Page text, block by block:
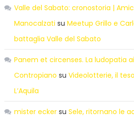
Valle del Sabato: cronostoria |
Manocalzati su Meetup Grillo e
battaglia Valle del Sabato
Panem et circenses. La ludopatia
Contropiano su Videolotterie, il
L’Aquila
mister eckersu Sele, ritornano le